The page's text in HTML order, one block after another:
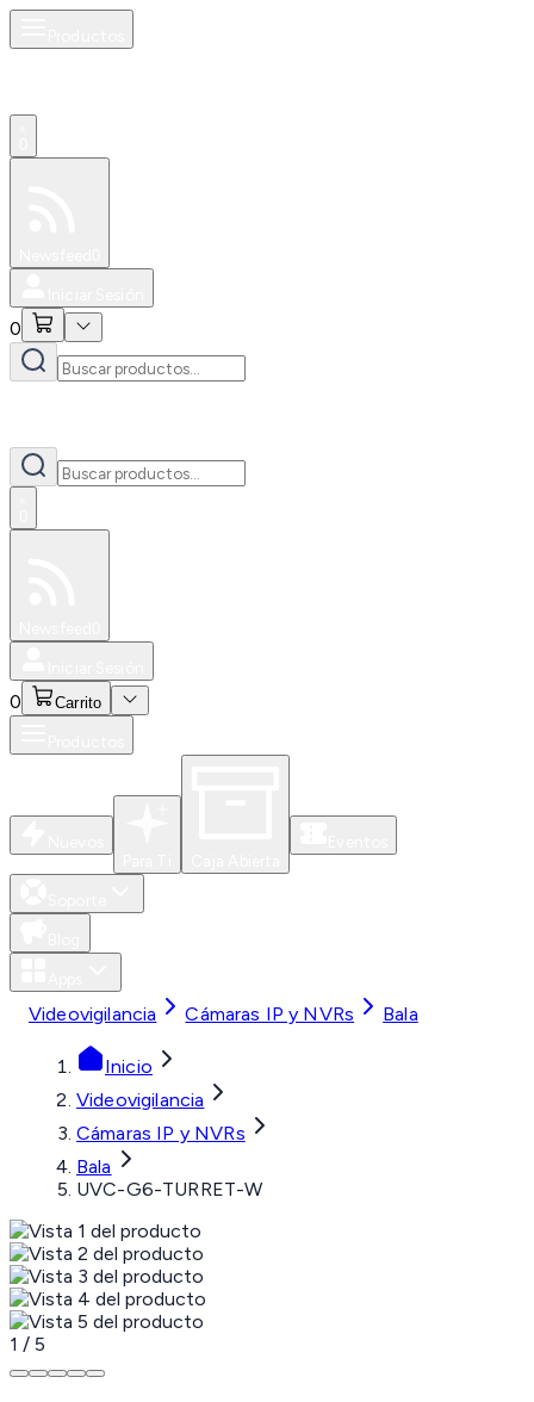
0
0 Carrito
Videovigilancia Cámaras IP y NVRs Bala
Inicio
Videovigilancia
Cámaras IP y NVRs
Bala
UVC-G6-TURRET-W
1 / 5